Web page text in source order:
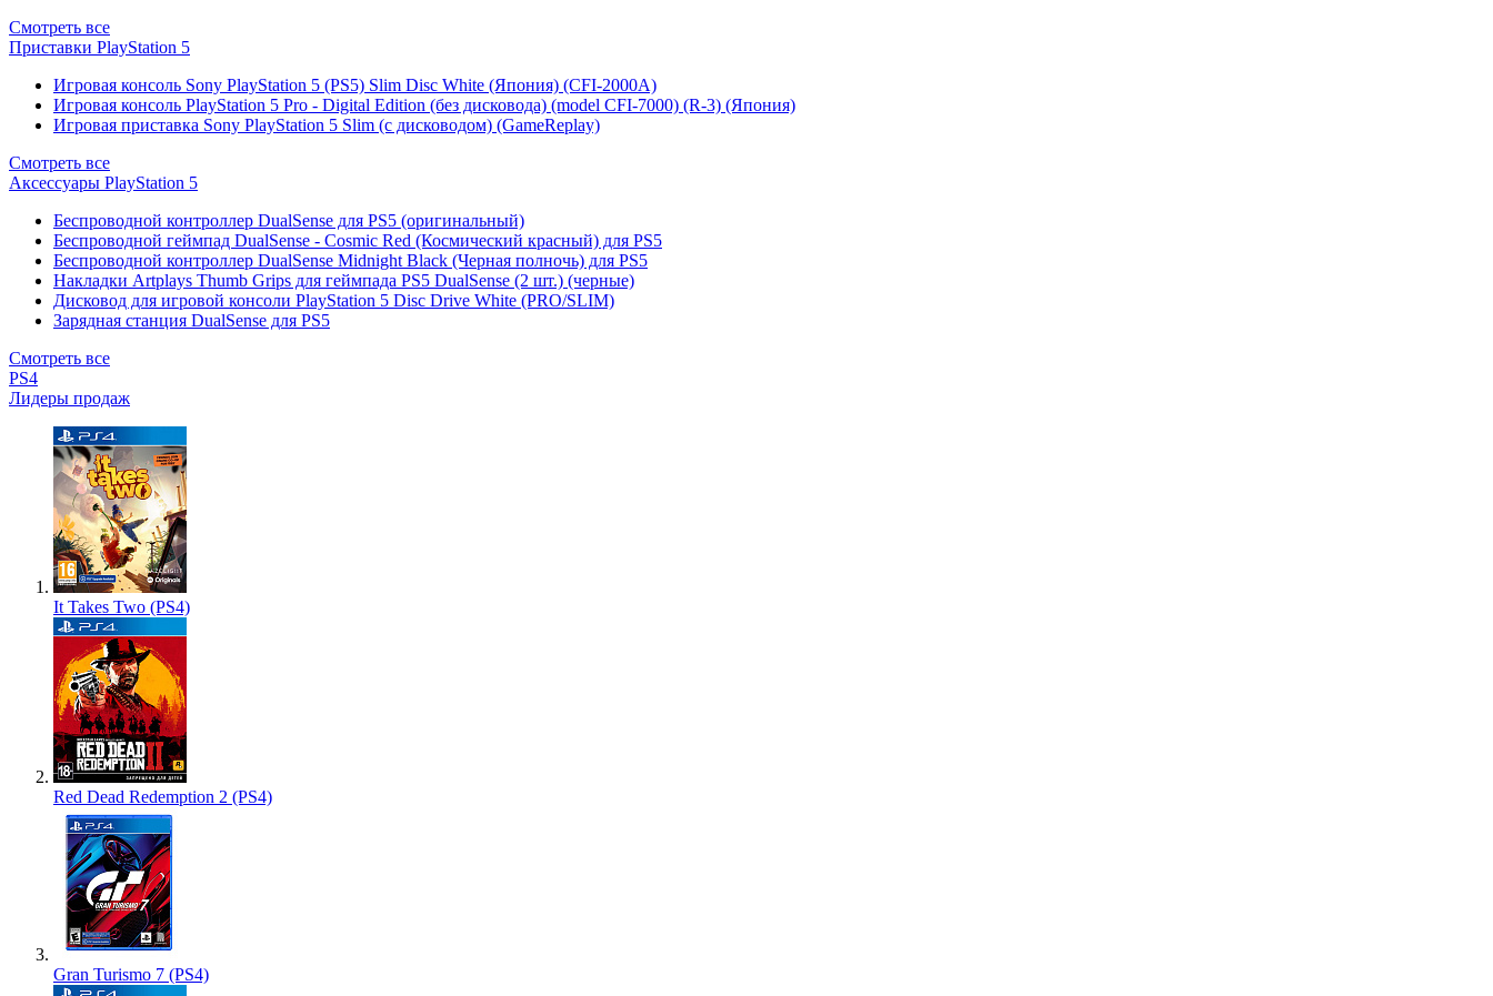
Смотреть все
Приставки PlayStation 5
Игровая консоль Sony PlayStation 5 (PS5) Slim Disc White (Япония) (CFI-2000A)
Игровая консоль PlayStation 5 Pro - Digital Edition (без дисковода) (model CFI-7000) (R-3) (Япония)
Игровая приставка Sony PlayStation 5 Slim (с дисководом) (GameReplay)
Смотреть все
Аксессуары PlayStation 5
Беспроводной контроллер DualSense для PS5 (оригинальный)
Беспроводной геймпад DualSense - Cosmic Red (Космический красный) для PS5
Беспроводной контроллер DualSense Midnight Black (Черная полночь) для PS5
Накладки Artplays Thumb Grips для геймпада PS5 DualSense (2 шт.) (черные)
Дисковод для игровой консоли PlayStation 5 Disc Drive White (PRO/SLIM)
Зарядная станция DualSense для PS5
Смотреть все
PS4
Лидеры продаж
It Takes Two (PS4)
Red Dead Redemption 2 (PS4)
Gran Turismo 7 (PS4)